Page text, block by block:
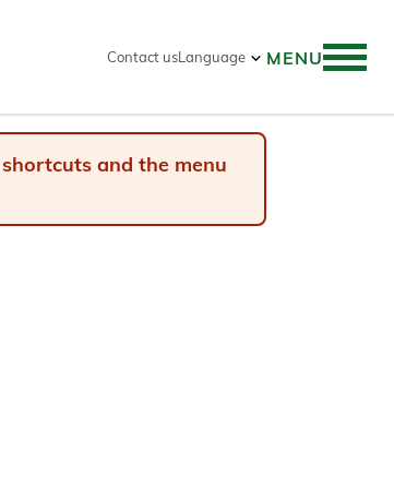
Contact usLanguage MENU
and the menu